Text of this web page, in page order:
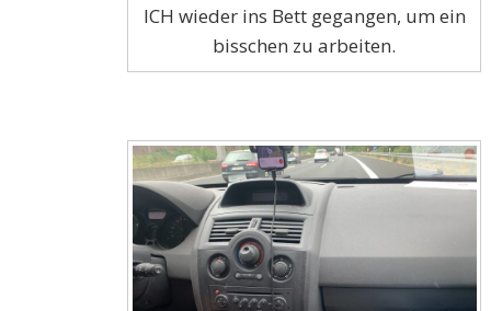
ICH wieder ins Bett gegangen, um ein
bisschen zu arbeiten.